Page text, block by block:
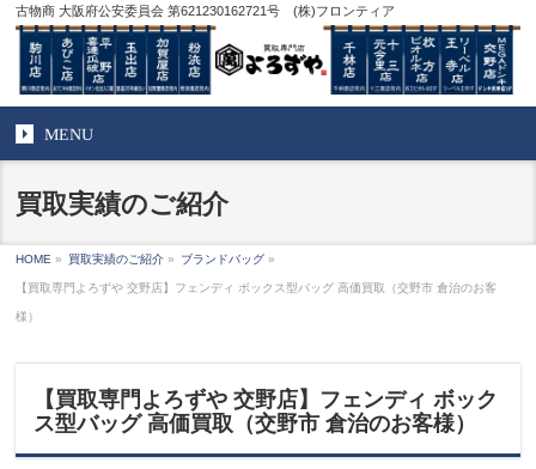
古物商 大阪府公安委員会 第621230162721号 (株)フロンティア
MENU
買取実績のご紹介
HOME » 買取実績のご紹介 » ブランドバッグ »
【買取専門よろずや 交野店】フェンディ ボックス型バッグ 高価買取（交野市 倉治のお客
様）
【買取専門よろずや 交野店】フェンディ ボック
ス型バッグ 高価買取（交野市 倉治のお客様）